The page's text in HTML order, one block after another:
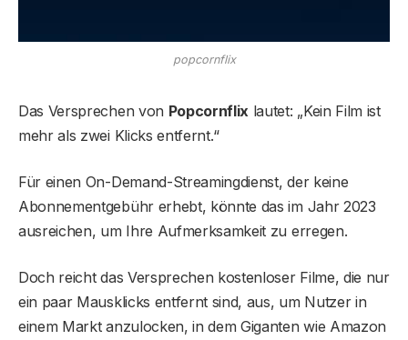
popcornflix
Das Versprechen von Popcornflix lautet: „Kein Film ist
mehr als zwei Klicks entfernt.“
Für einen On-Demand-Streamingdienst, der keine
Abonnementgebühr erhebt, könnte das im Jahr 2023
ausreichen, um Ihre Aufmerksamkeit zu erregen.
Doch reicht das Versprechen kostenloser Filme, die nur
ein paar Mausklicks entfernt sind, aus, um Nutzer in
einem Markt anzulocken, in dem Giganten wie Amazon